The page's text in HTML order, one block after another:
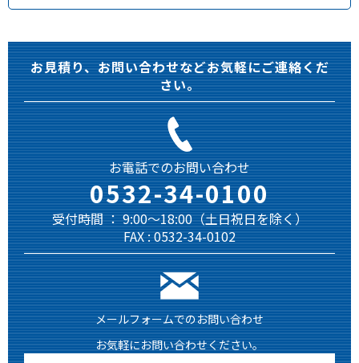
お見積り、お問い合わせなどお気軽にご連絡くだ
さい。
お電話でのお問い合わせ
0532-34-0100
受付時間 ： 9:00～18:00（土日祝日を除く）
FAX : 0532-34-0102
メールフォームでのお問い合わせ
お気軽にお問い合わせください。